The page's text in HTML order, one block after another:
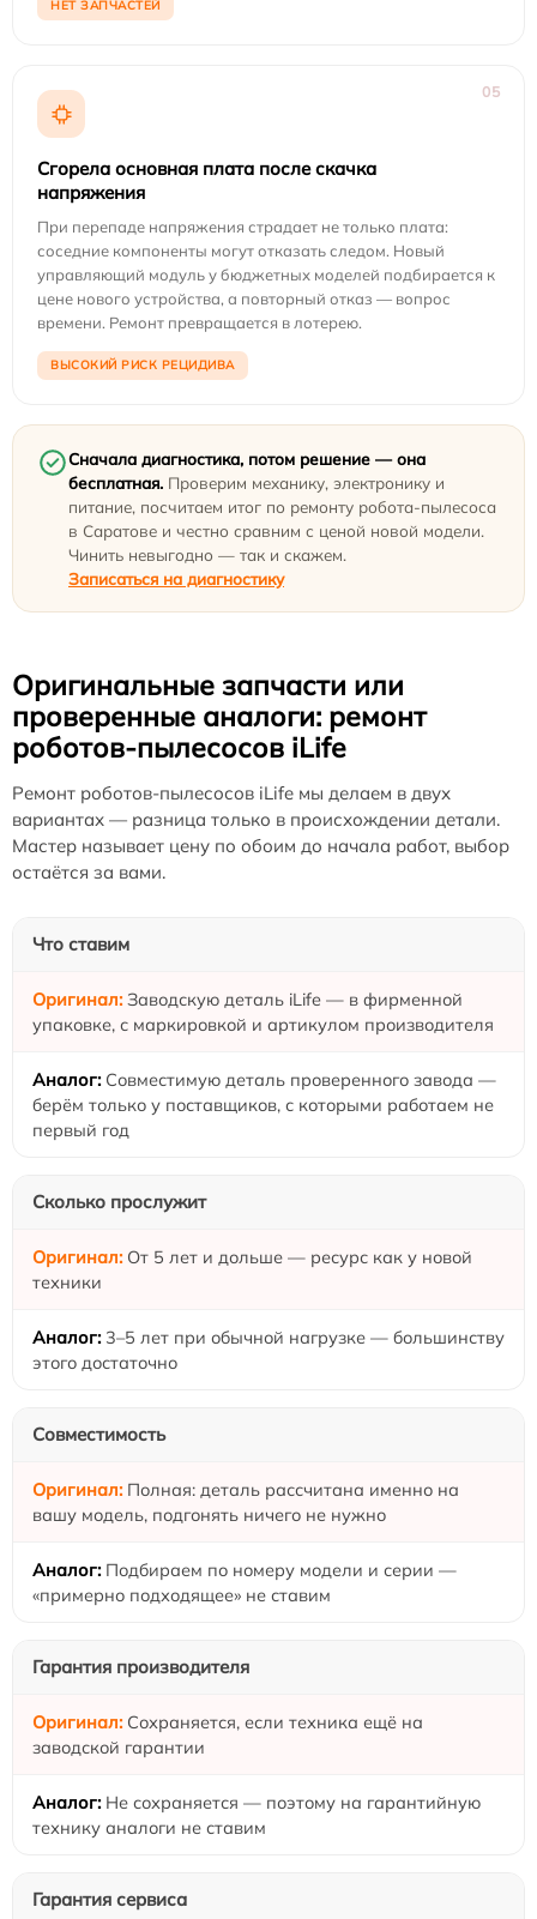
НЕТ ЗАПЧАСТЕЙ
05
Сгорела основная плата после скачка
напряжения
При перепаде напряжения страдает не только плата:
соседние компоненты могут отказать следом. Новый
управляющий модуль у бюджетных моделей подбирается к
цене нового устройства, а повторный отказ — вопрос
времени. Ремонт превращается в лотерею.
ВЫСОКИЙ РИСК РЕЦИДИВА
Сначала диагностика, потом решение — она
бесплатная. Проверим механику, электронику и
питание, посчитаем итог по ремонту робота-пылесоса
в Саратове и честно сравним с ценой новой модели.
Чинить невыгодно — так и скажем.
Записаться на диагностику
Оригинальные запчасти или
проверенные аналоги: ремонт
роботов-пылесосов iLife
Ремонт роботов-пылесосов iLife мы делаем в двух
вариантах — разница только в происхождении детали.
Мастер называет цену по обоим до начала работ, выбор
остаётся за вами.
Что ставим
Заводскую деталь iLife — в фирменной
упаковке, с маркировкой и артикулом производителя
Совместимую деталь проверенного завода —
берём только у поставщиков, с которыми работаем не
первый год
Сколько прослужит
От 5 лет и дольше — ресурс как у новой
техники
3–5 лет при обычной нагрузке — большинству
этого достаточно
Совместимость
Полная: деталь рассчитана именно на
вашу модель, подгонять ничего не нужно
Подбираем по номеру модели и серии —
«примерно подходящее» не ставим
Гарантия производителя
Сохраняется, если техника ещё на
заводской гарантии
Не сохраняется — поэтому на гарантийную
технику аналоги не ставим
Гарантия сервиса